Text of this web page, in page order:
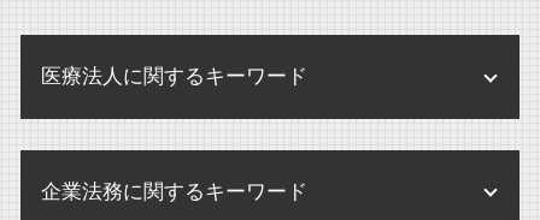
医療法人に関するキーワード
医療法人 メリット
医療法人 開業医 違い
企業法務に関するキーワード